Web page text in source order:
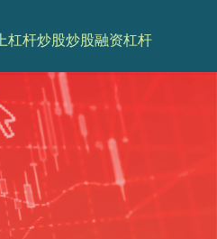
杠杆炒股炒股融资杠杆